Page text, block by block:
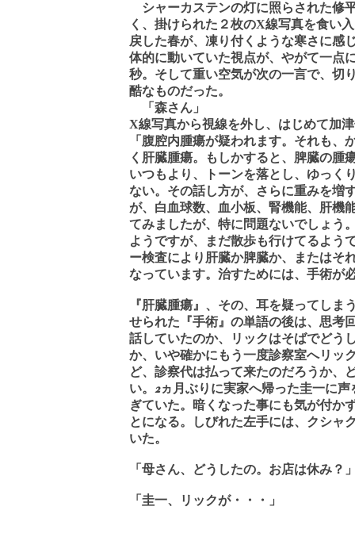
シャーカステンの灯に照らされた修
く、掛けられた２枚のX線写真を食い
戻した春が、凍り付くような寒さに感
体的に動いていた視点が、やがて一点
秒。そして重い空気が次の一言で、切
酷なものだった。
「森さん」
X線写真から視線を外し、はじめて加
「腹腔内腫瘍が疑われます。それも
く肝臓腫瘍。もしかすると、脾臓の腫
いつもより、トーンを落とし、ゆっく
ない。その話し方が、さらに重みを増
が、白血球数、血小板、腎機能、肝機
てみましたが、特に問題ないでしょう
ようですが、まだ散歩も行けてるよう
ー検査により肝臓か脾臓か、またはそ
なっています。治すためには、手術が
『肝臓腫瘍』、その、耳を疑ってし
せられた『手術』の単語の後は、思考
話していたのか、リックはそばでどう
か、いや確かにもう一度診察室へリッ
ど、診察代は払って来たのだろうか、
い。2ヵ月ぶりに実家へ帰った圭一に
ぎていた。暗くなった事にも気が付か
とになる。しびれた左手には、クシャ
いた。
「母さん、どうしたの。お店は休み？
「圭一、リックが・・・」